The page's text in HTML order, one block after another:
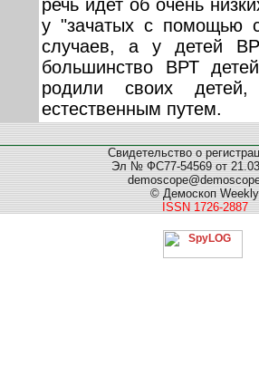
речь идет об очень
у "зачатых с помощью
случаев, а у детей
большинство ВРТ
родили своих
естественным путем.
Свидетельство о
Эл № ФС77-54569 от
© Демоскоп Weekly
ISSN 1726-2887